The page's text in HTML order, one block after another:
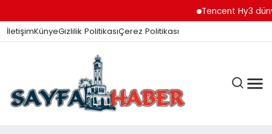
Tencent Hy3 dünya
İletişimKünyeGizlilik PolitikasıÇerez Politikası